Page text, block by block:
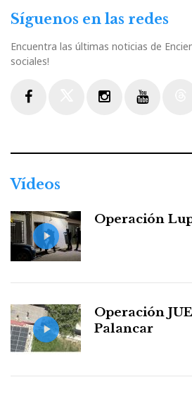
Síguenos en las redes
Encuentra las últimas noticias de
sociales!
Vídeos
Operación
Operación
Palancar